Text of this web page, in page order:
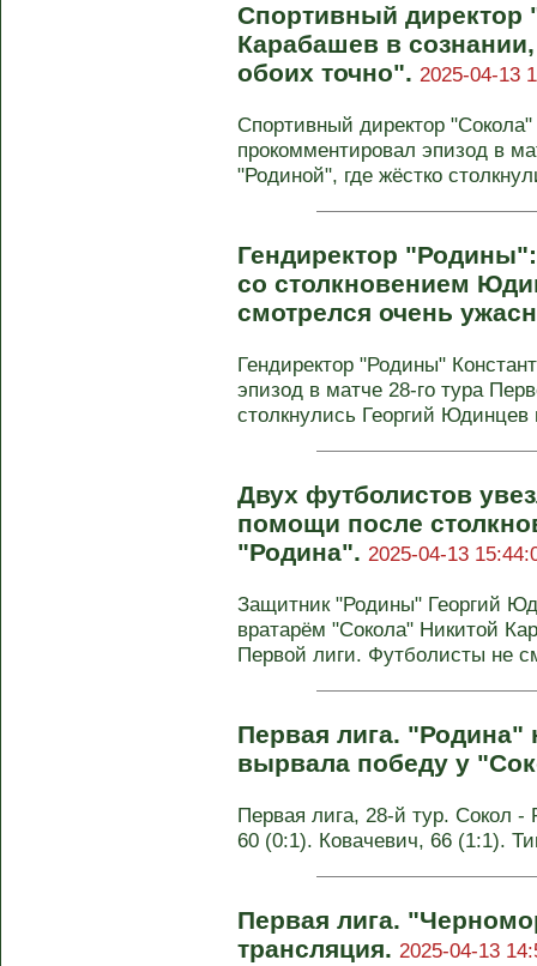
Спортивный
Карабашев в
обоих точно". 2025-04-13
Спортивный директор
прокомментировал эпизод в
"Родиной", где жёстко
Гендиректор
со столкновением
смотрелся очень
Гендиректор "Родины"
эпизод в матче 28-го тура
столкнулись Георгий Юдинцев
Двух футболистов
помощи после
"Родина". 2025-04-13
Защитник "Родины" Георгий
вратарём "Сокола" Никитой
Первой лиги. Футболисты не
Первая лига. "Родина"
вырвала победу у
Первая лига, 28-й тур. Сокол
60 (0:1). Ковачевич, 66 (1:1).
Первая лига.
трансляция. 2025-04-13